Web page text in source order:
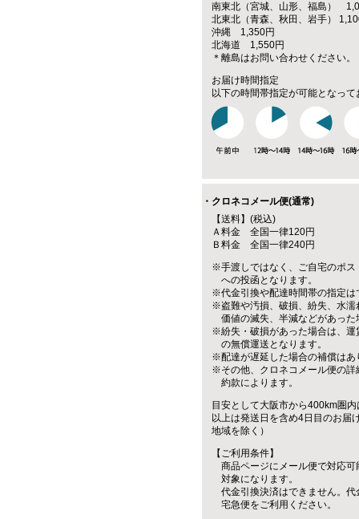
南東北（宮城、山形、福島）
北東北（青森、秋田、岩手）
沖縄 1,350円
北海道 1,550円
＊離島はお問い合わせください。
お届け時間指定
以下の時間帯指定が可能となって
・クロネコメール便(通常)
【送料】(税込)
Ａ料金 全国一律120円
Ｂ料金 全国一律240円
※手渡しではなく、ご自宅のポス
への投函となります。
※代金引換や配達時間帯の指定は
※盗難や汚損、破損、紛失、水濡
価値の滅失、半減などがあった
※紛失・破損があった場合は、運
の無償運送となります。
※配達が遅延した場合の補償はあ
※その他、クロネコメール便の詳
約款によります。
目安として大阪市から400km圏
以上は発送日を含め4日目のお届
地域を除く）
【ご利用条件】
商品ページにメール便で対応可
対象になります。
代金引換決済はできません。代
宅急便をご利用ください。